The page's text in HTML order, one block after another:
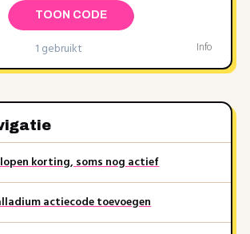
TOON CODE
1 gebruikt Info
korting, soms nog actief
actiecode toevoegen